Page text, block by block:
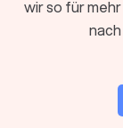
Für viele
insbesondere
viel
wir so für